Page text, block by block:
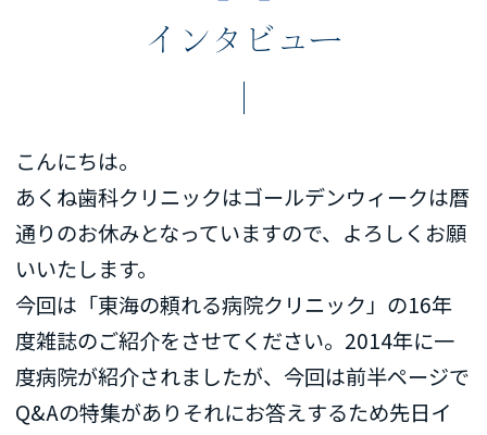
インタビュー
こんにちは。
あくね歯科クリニックはゴールデンウィークは暦
通りのお休みとなっていますので、よろしくお願
いいたします。
今回は「東海の頼れる病院クリニック」の16年
度雑誌のご紹介をさせてください。2014年に一
度病院が紹介されましたが、今回は前半ページで
Q&Aの特集がありそれにお答えするため先日イ